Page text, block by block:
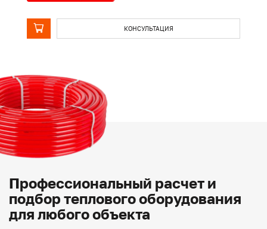
КОНСУЛЬТАЦИЯ
Профессиональный расчет и
подбор теплового оборудования
для любого объекта